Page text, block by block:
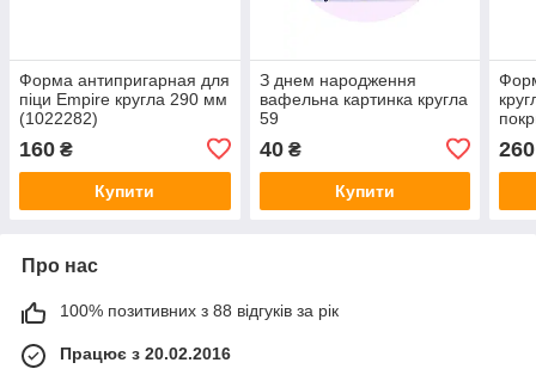
Форма антипригарная для
піци Empire кругла 290 мм
(1022282)
160 ₴
Купити
З днем народження
вафельна картинка кругла
59
40₴
Купити
мм
260
Про нас
100% позитивних з 88 відгуків за рік
Працює з 20.02.2016